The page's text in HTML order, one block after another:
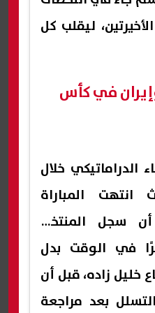
ليقلب كل
في كأس
الدراماتيكي خلال
المباراة
1، بعد أن سجل المنتخب
في الوقت بدل
خليل زاده، قبل أن
بعد مراجعة